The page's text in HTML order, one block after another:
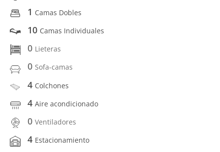
1 Camas Dobles
10 Camas Individuales
0 Lieteras
0 Sofa-camas
4 Colchones
4 Aire acondicionado
0 Ventiladores
4 Estacionamiento